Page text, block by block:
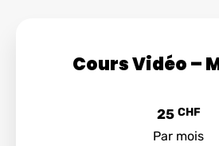
Cours Vidéo –
25 CHF
Par mois